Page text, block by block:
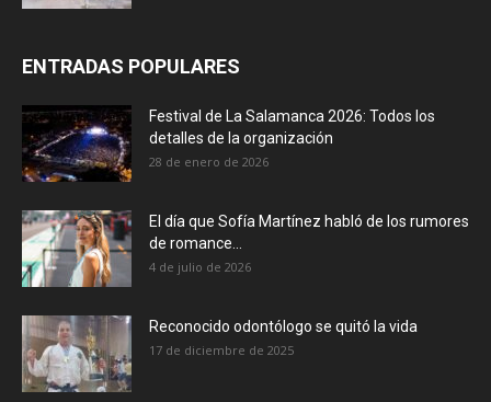
ENTRADAS POPULARES
Festival de La Salamanca 2026: Todos los
detalles de la organización
28 de enero de 2026
El día que Sofía Martínez habló de los rumores
de romance...
4 de julio de 2026
Reconocido odontólogo se quitó la vida
17 de diciembre de 2025